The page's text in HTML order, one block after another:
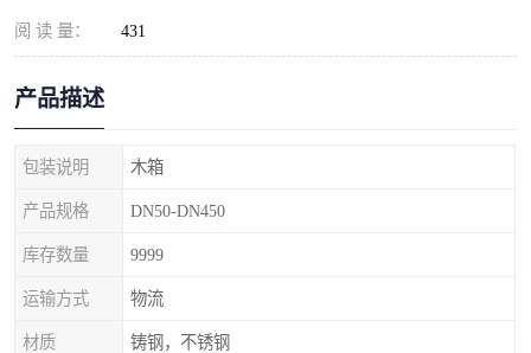
阅 读 量： 431
产品描述
包装说明 木箱
产品规格 DN50-DN450
库存数量 9999
运输方式 物流
材质 铸钢，不锈钢